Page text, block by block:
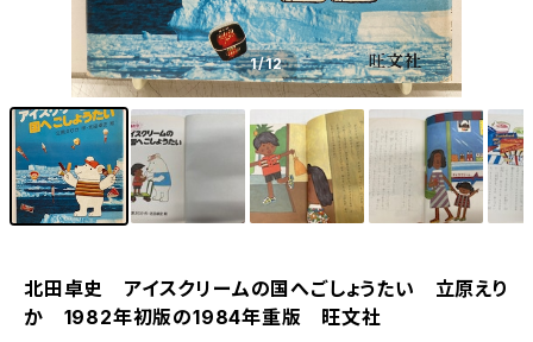
1/12
北田卓史 アイスクリームの国へごしょうたい 立原えり
か 1982年初版の1984年重版 旺文社